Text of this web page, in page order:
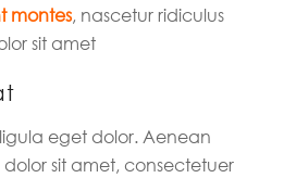
montes, nascetur ridiculus
sit amet
eget dolor. Aenean
dolor sit amet, consectetuer